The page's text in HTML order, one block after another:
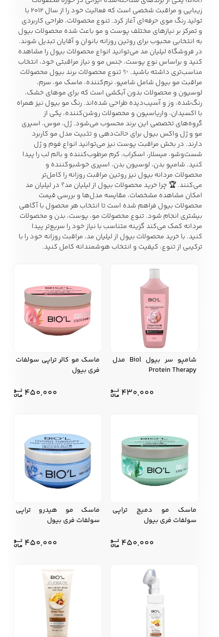
زیبایی و سلامت
خانه و آشپزخانه
شلوارک مردانه ژاکت و پلیور مردانه شلوار کتان مردانه
شلوار جین مردانه
شلوار پارچه ای
مردانه
شلوار اسلش مردانه
سویشرت و هودی
مردانه
اکسسوری مردانه پوشت مردانه
کیف مردانه
کیف پول و جاکارتی
مردانه
کمربند مردانه
لباس زیر و راحتی
لباس زیر مردانه لباس راحتی مردانه
زیبایی و مراقبت شخصی است که فعالیت خود را از سال ۲۰۱۲ با
تولید رنگ موی حرفه‌ای آغاز کرد. تنوع محصولات، طراحی کاربردی
و تمرکز بر نیازهای مختلف پوست و مو باعث شده محصولات بیول
به انتخابی محبوب برای روتین روزانه بانوان و آقایان تبدیل شوند.
در فروشگاه لیلیان مد می‌توانید انواع محصولات بیول را مشاهده
کنید و براساس نوع پوست، جنس مو و نیاز مراقبتی خود، انتخاب
مناسب‌تری داشته باشید. ✨ تنوع محصولات برند بیول محصولات
مراقبت مو بیول شامل شامپو، نرم‌کننده، ماسک مو، سرم،
لوسیون و محصولات بدون آبکشی است که برای موهای خشک،
رنگ‌شده، وز و آسیب‌دیده طراحی شده‌اند. رنگ مو بیول نیز همراه
با اکسیدان، واریاسیون و محصولات روشن‌کننده، یکی از
گروه‌های تخصصی این برند محسوب می‌شود. ژل، موس، اسپری
مو و ژل واکس بیول برای حالت‌دهی و تثبیت مدل مو کاربرد
دارند. در بخش مراقبت پوست نیز می‌توانید انواع فوم و ژل
شست‌وشو، میسلار، اسکراب، کرم مرطوب‌کننده و بالم لب را پیدا
کنید. شامپو بدن، لوسیون بدن، اسپری خوشبوکننده و
محصولات مردانه بیول نیز روتین مراقبت روزانه را کامل‌تر
می‌کنند. 🏆 چرا خرید محصولات بیول از لیلیان مد؟ در لیلیان مد
امکان مشاهده مشخصات، مقایسه مدل‌ها و بررسی قیمت
محصولات بیول فراهم شده است تا انتخاب هر محصول با آگاهی
بیشتری انجام شود. تنوع محصولات مو، پوست، بدن و محصولات
مردانه کمک می‌کند گزینه متناسب با نیاز خود را سریع‌تر پیدا
کنید. با خرید محصولات بیول از لیلیان مد، مراقبت روزانه خود را با
ترکیبی از تنوع، کیفیت و انتخاب هوشمندانه کامل کنید.
شامپو سر بیول Biol مدل
Protein Therapy
430,000
ماسک مو کالر تراپی سولفات
فری بیول
450,000
ماسک مو دمیج تراپی
سولفات فری بیول
450,000
ماسک مو هیدرو تراپی
سولفات فری بیول
450,000